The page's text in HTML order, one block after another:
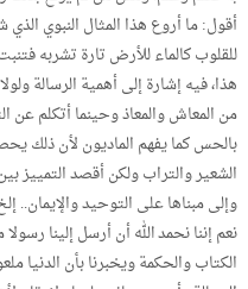
أقول: ما أروع هذا المثال النبوي
للقلوب كالماء للأرض تارة تشربه
هذا، فيه إشارة إلى أهمية الرسالة
من المعاش والمعاذ وحينما أتكلم عن
بالحس كما يفهم الماديون لأن ذلك
الشعير والتراب ولكن أقصد التمييز
وإلى مبناها على التوحيد والإيمان..
نعم إننا نحمد الله أن أرسل إلينا رسولا
الكتاب والحكمة ويخبرنا بأن الدنيا